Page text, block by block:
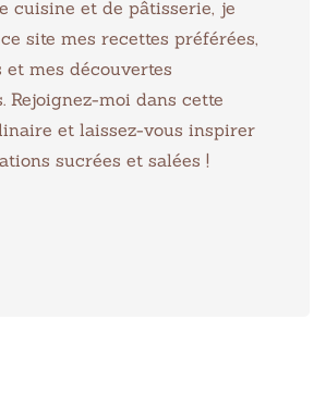
cuisine et de pâtisserie, je
site mes recettes préférées,
et mes découvertes
Rejoignez-moi dans cette
et laissez-vous inspirer
sucrées et salées !